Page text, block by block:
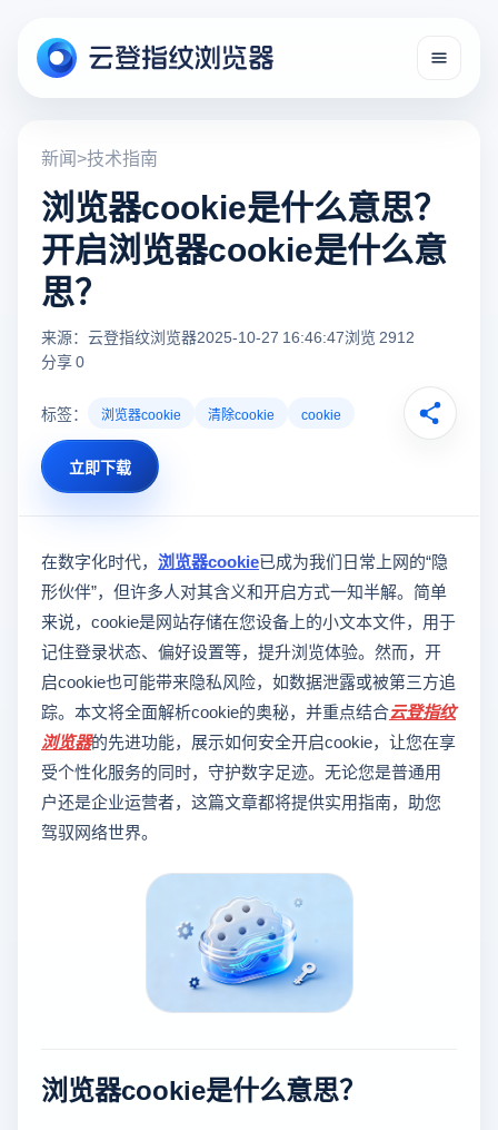
新闻>技术指南
浏览器cookie是什么意思？
开启浏览器cookie是什么意
思？
来源：云登指纹浏览器2025-10-27 16:46:47浏览 2912
分享 0
标签： 浏览器cookie 清除cookie cookie
立即下载
在数字化时代， 浏览器cookie已成为我们日常上网的“隐
形伙伴”，但许多人对其含义和开启方式一知半解。简单
来说，cookie是网站存储在您设备上的小文本文件，用于
记住登录状态、偏好设置等，提升浏览体验。然而，开
启cookie也可能带来隐私风险，如数据泄露或被第三方追
踪。本文将全面解析cookie的奥秘，并重点结合云登指纹
浏览器的先进功能，展示如何安全开启cookie，让您在享
受个性化服务的同时，守护数字足迹。无论您是普通用
户还是企业运营者，这篇文章都将提供实用指南，助您
驾驭网络世界。
浏览器cookie是什么意思？